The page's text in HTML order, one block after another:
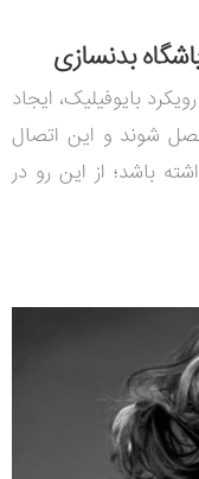
بدنسازی
بایوفیلیک، ایجاد
شوند و این اتصال
باشد؛ از این رو در